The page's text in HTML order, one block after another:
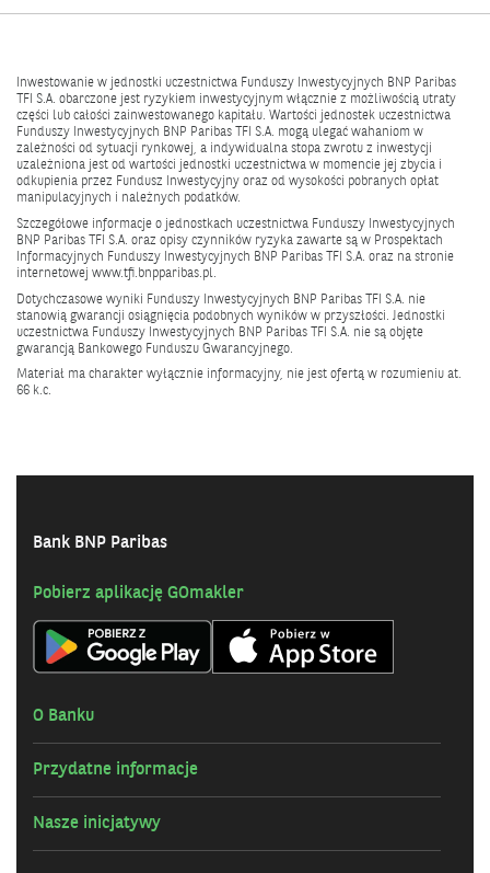
Inwestowanie w jednostki uczestnictwa Funduszy Inwestycyjnych BNP Paribas
TFI S.A. obarczone jest ryzykiem inwestycyjnym włącznie z możliwością utraty
części lub całości zainwestowanego kapitału. Wartości jednostek uczestnictwa
Funduszy Inwestycyjnych BNP Paribas TFI S.A. mogą ulegać wahaniom w
zależności od sytuacji rynkowej, a indywidualna stopa zwrotu z inwestycji
uzależniona jest od wartości jednostki uczestnictwa w momencie jej zbycia i
odkupienia przez Fundusz Inwestycyjny oraz od wysokości pobranych opłat
manipulacyjnych i należnych podatków.
Szczegółowe informacje o jednostkach uczestnictwa Funduszy Inwestycyjnych
BNP Paribas TFI S.A. oraz opisy czynników ryzyka zawarte są w Prospektach
Informacyjnych Funduszy Inwestycyjnych BNP Paribas TFI S.A. oraz na stronie
internetowej www.tfi.bnpparibas.pl.
Dotychczasowe wyniki Funduszy Inwestycyjnych BNP Paribas TFI S.A. nie
stanowią gwarancji osiągnięcia podobnych wyników w przyszłości. Jednostki
uczestnictwa Funduszy Inwestycyjnych BNP Paribas TFI S.A. nie są objęte
gwarancją Bankowego Funduszu Gwarancyjnego.
Materiał ma charakter wyłącznie informacyjny, nie jest ofertą w rozumieniu at.
66 k.c.
Bank BNP Paribas
Pobierz aplikację GOmakler
O Banku
Przydatne informacje
Nasze inicjatywy